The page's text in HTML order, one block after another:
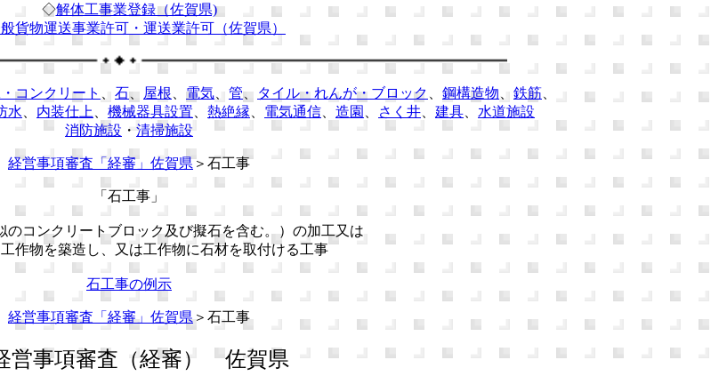
◇解体工事業登録（佐賀県)
貨物運送事業許可・運送業許可（佐賀県）
コンクリート 石、 屋根 電気 管、 タイル・れんが・ブロック 鋼構造物 鉄筋
水 内装仕上 機械器具設置 熱絶縁 電気通信 造園 さく井 建具
水道施設
消防施設 ・ 清掃施設
経営事項審査「経審」佐賀県＞石工事
「石工事」
のコンクリートブロック及び擬石を含む。）の加工又は
作物を築造し、又は工作物に石材を取付ける工事
石工事の例示
経営事項審査「経審」佐賀県 ＞石工事
事項審査（経審） 佐賀県